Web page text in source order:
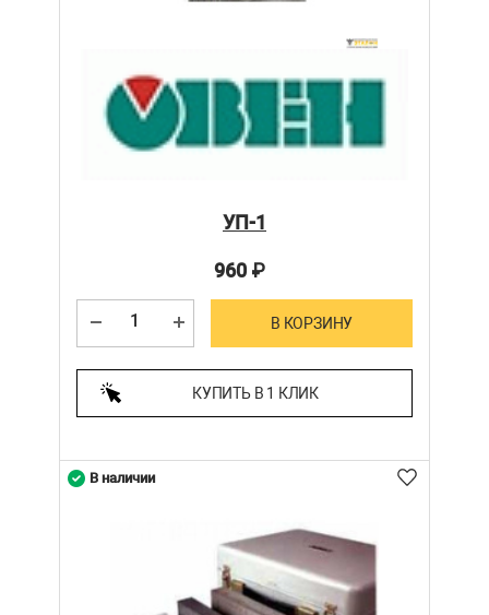
УП-1
960₽
В КОРЗИНУ
КУПИТЬ В 1 КЛИК
В наличии